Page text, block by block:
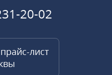
20-02
лист